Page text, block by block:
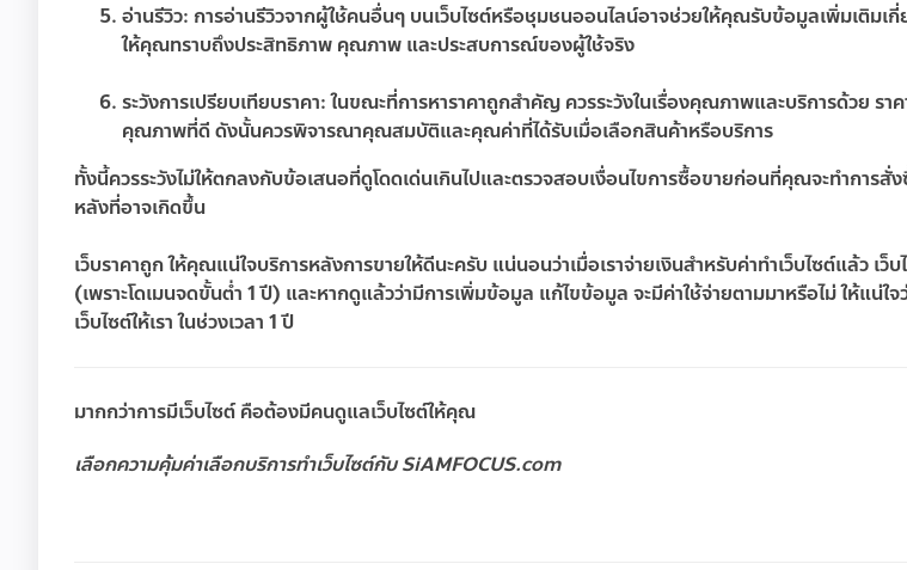
อ่านรีวิว: การอ่านรีวิวจากผู้ใช้คนอื่นๆ บนเว็บไซต์หรือชุมชนออนไลน์อาจช่วยให้คุณรับข้อมูลเพิ่มเติมเ
ให้คุณทราบถึงประสิทธิภาพ คุณภาพ และประสบการณ์ของผู้ใช้จริง
ระวังการเปรียบเทียบราคา:ในขณะที่การหาราคาถูกสำคัญ ควรระวังในเรื่องคุณภาพและบริการด้วย รา
คุณภาพที่ดี ดังนั้นควรพิจารณาคุณสมบัติและคุณค่าที่ได้รับเมื่อเลือกสินค้าหรือบริการ
ทั้งนี้ควรระวังไม่ให้ตกลงกับข้อเสนอที่ดูโดดเด่นเกินไปและตรวจสอบเงื่อนไขการซื้อขายก่อนที่คุณจะทำการ
หลังที่อาจเกิดขึ้น
เว็บราคาถูก ให้คุณแน่ใจบริการหลังการขายให้ดีนะครับ แน่นอนว่าเมื่อเราจ่ายเงินสำหรับค่าทำเว็บไซต์แล้ว เ
(เพราะโดเมนจดขั้นต่ำ 1 ปี) และหากดูแล้วว่ามีการเพิ่มข้อมูล แก้ไขข้อมูล จะมีค่าใช้จ่ายตามมาหรือไม่ ให้แน่ใจ
เว็บไซต์ให้เรา ในช่วงเวลา 1 ปี
มากกว่าการมีเว็บไซต์ คือต้องมีคนดูแลเว็บไซต์ให้คุณ
เลือกความคุ้มค่าเลือกบริการทำเว็บไซต์กับ SiAMFOCUS.com